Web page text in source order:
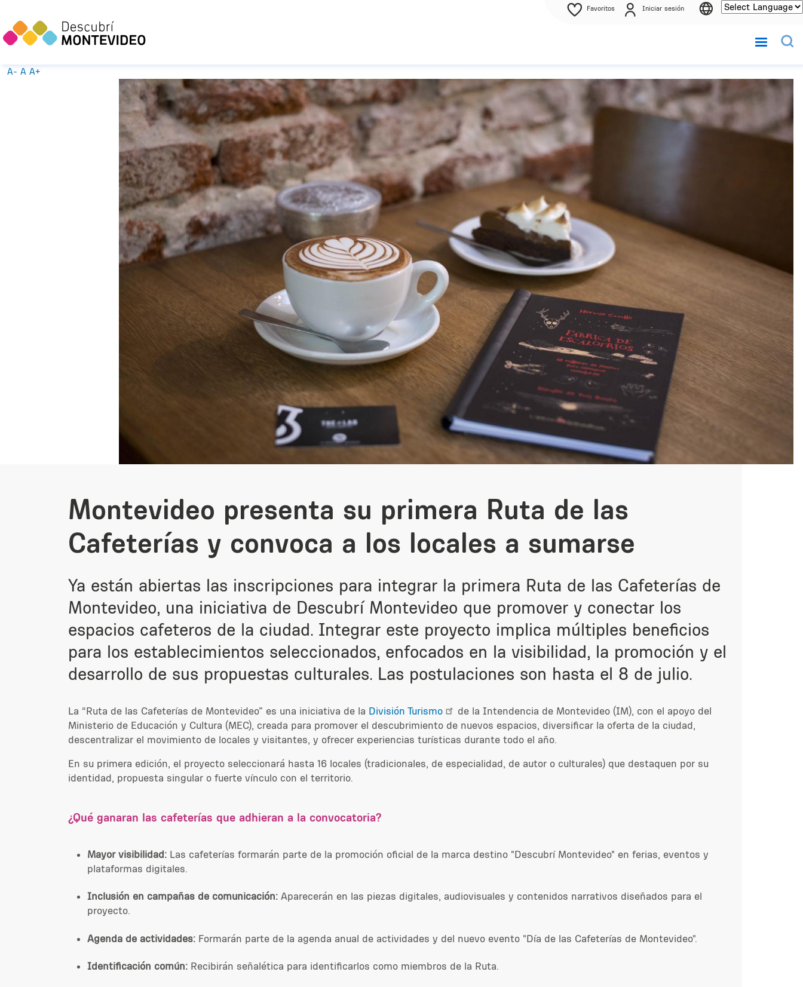
Favoritos Iniciar sesión
A- A A+
Montevideo presenta su primera Ruta de las
Cafeterías y convoca a los locales a sumarse
Ya están abiertas las inscripciones para integrar la primera Ruta de las Cafeterías de
Montevideo, una iniciativa de Descubrí Montevideo que promover y conectar los
espacios cafeteros de la ciudad. Integrar este proyecto implica múltiples beneficios
para los establecimientos seleccionados, enfocados en la visibilidad, la promoción y el
desarrollo de sus propuestas culturales. Las postulaciones son hasta el 8 de julio.
La “Ruta de las Cafeterías de Montevideo” es una iniciativa de la División Turismo
de la Intendencia de Montevideo (IM), con el apoyo del
Ministerio de Educación y Cultura (MEC), creada para promover el descubrimiento de nuevos espacios, diversificar la oferta de la ciudad,
descentralizar el movimiento de locales y visitantes, y ofrecer experiencias turísticas durante todo el año.
En su primera edición, el proyecto seleccionará hasta 16 locales (tradicionales, de especialidad, de autor o culturales) que destaquen por su
identidad, propuesta singular o fuerte vínculo con el territorio.
¿Qué ganaran las cafeterías que adhieran a la convocatoria?
Mayor visibilidad: Las cafeterías formarán parte de la promoción oficial de la marca destino "Descubrí Montevideo" en ferias, eventos y
plataformas digitales.
Inclusión en campañas de comunicación: Aparecerán en las piezas digitales, audiovisuales y contenidos narrativos diseñados para el
proyecto.
Agenda de actividades: Formarán parte de la agenda anual de actividades y del nuevo evento "Día de las Cafeterías de Montevideo".
Identificación común: Recibirán señalética para identificarlos como miembros de la Ruta.